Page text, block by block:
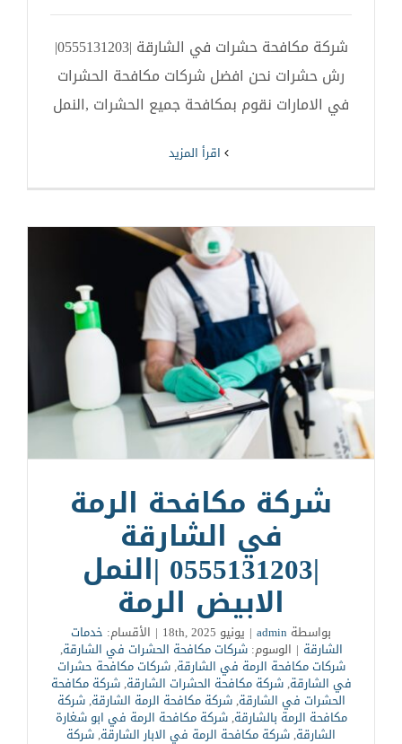
شركة مكافحة حشرات في الشارقة |0555131203|
رش حشرات نحن افضل شركات مكافحة الحشرات
في الامارات نقوم بمكافحة جميع الحشرات ,النمل
شركة مكافحة الرمة
في الشارقة
|0555131203 |النمل
الابيض الرمة
بواسطة admin
| يونيو 18th, 2025 | الأقسام: خدمات
الشارقة | الوسوم:شركات مكافحة الحشرات في الشارقة,
شركات مكافحة الرمة في الشارقة,شركات مكافحة حشرات
في الشارقة,شركة مكافحة الحشرات الشارقة,شركة مكافحة
الحشرات في الشارقة,شركة مكافحة الرمة الشارقة,شركة
مكافحة الرمة بالشارقة,شركة مكافحة الرمة في ابو شغارة
الشارقة,شركة مكافحة الرمة في الابار الشارقة,شركة